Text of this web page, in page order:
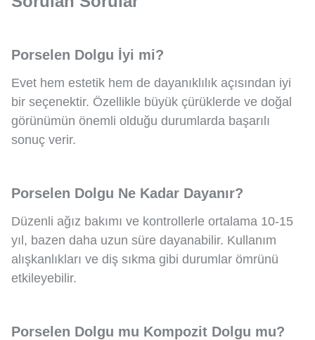
Porselen Dolgu İyi mi?
Evet hem estetik hem de dayanıklılık açısından iyi
bir seçenektir. Özellikle büyük çürüklerde ve doğal
görünümün önemli olduğu durumlarda başarılı
sonuç verir.
Porselen Dolgu Ne Kadar Dayanır?
Düzenli ağız bakımı ve kontrollerle ortalama 10-15
yıl, bazen daha uzun süre dayanabilir. Kullanım
alışkanlıkları ve diş sıkma gibi durumlar ömrünü
etkileyebilir.
Porselen Dolgu mu Kompozit Dolgu mu?